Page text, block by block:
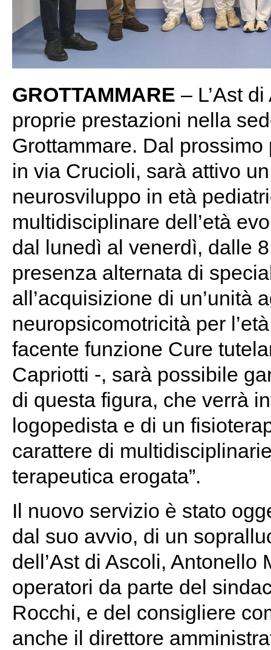
GROTTAMMARE – L’Ast
proprie prestazioni nella
Grottammare. Dal
in via Crucioli, sarà attivo
neurosviluppo in età
multidisciplinare dell’età
dal lunedì al venerdì, dalle
presenza alternata di
all’acquisizione di un’unità
neuropsicomotricità per
facente funzione Cure
Capriotti -, sarà possibile
di questa figura, che verrà
logopedista e di un
carattere di
terapeutica erogata”.
Il nuovo servizio è stato
dal suo avvio, di un
dell’Ast di Ascoli,
operatori da parte del
Rocchi, e del consigliere
anche il direttore